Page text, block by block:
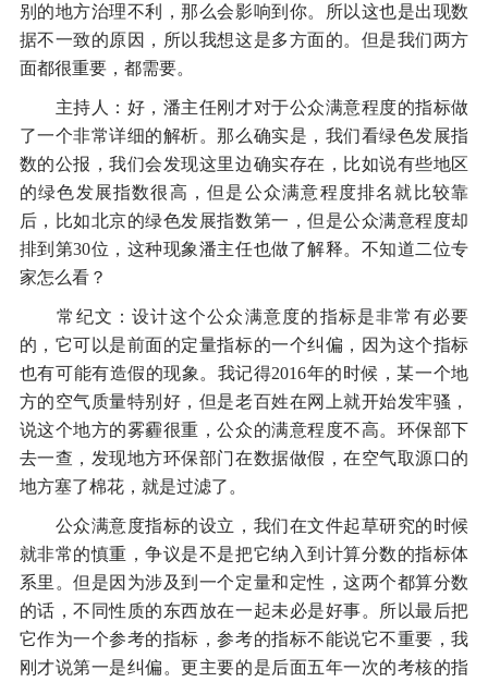
别的地方治理不利，那么会影响到你。所以这也是出现数
据不一致的原因，所以我想这是多方面的。但是我们两方
面都很重要，都需要。
主持人：好，潘主任刚才对于公众满意程度的指标做
了一个非常详细的解析。那么确实是，我们看绿色发展指
数的公报，我们会发现这里边确实存在，比如说有些地区
的绿色发展指数很高，但是公众满意程度排名就比较靠
后，比如北京的绿色发展指数第一，但是公众满意程度却
排到第30位，这种现象潘主任也做了解释。不知道二位专
家怎么看？
常纪文：设计这个公众满意度的指标是非常有必要
的，它可以是前面的定量指标的一个纠偏，因为这个指标
也有可能有造假的现象。我记得2016年的时候，某一个地
方的空气质量特别好，但是老百姓在网上就开始发牢骚，
说这个地方的雾霾很重，公众的满意程度不高。环保部下
去一查，发现地方环保部门在数据做假，在空气取源口的
地方塞了棉花，就是过滤了。
公众满意度指标的设立，我们在文件起草研究的时候
就非常的慎重，争议是不是把它纳入到计算分数的指标体
系里。但是因为涉及到一个定量和定性，这两个都算分数
的话，不同性质的东西放在一起未必是好事。所以最后把
它作为一个参考的指标，参考的指标不能说它不重要，我
刚才说第一是纠偏。更主要的是后面五年一次的考核的指